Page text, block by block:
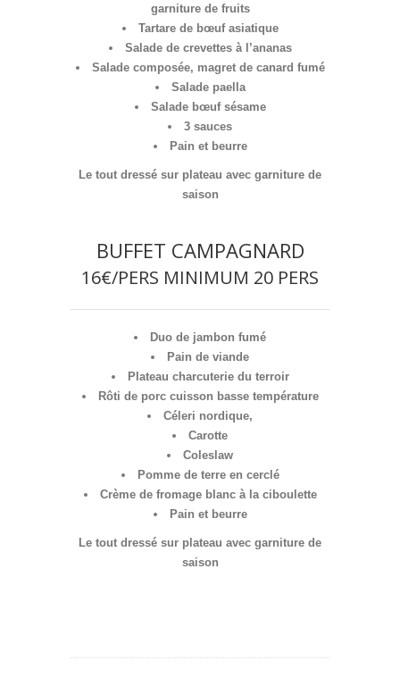
garniture de fruits
Tartare de bœuf asiatique
Salade de crevettes à l’ananas
Salade composée, magret de canard fumé
Salade paella
Salade bœuf sésame
3 sauces
Pain et beurre
Le tout dressé sur plateau avec garniture de
saison
BUFFET CAMPAGNARD
16€/PERS MINIMUM 20 PERS
Duo de jambon fumé
Pain de viande
Plateau charcuterie du terroir
Rôti de porc cuisson basse température
Céleri nordique,
Carotte
Coleslaw
Pomme de terre en cerclé
Crème de fromage blanc à la ciboulette
Pain et beurre
Le tout dressé sur plateau avec garniture de
saison